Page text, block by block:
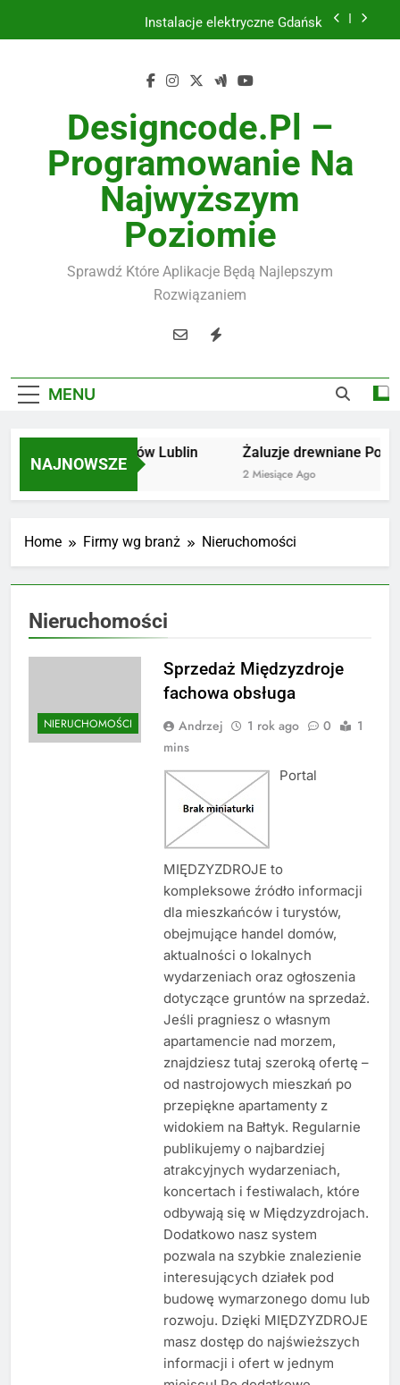
Instalacje elektryczne Gdańsk
Żaluzje drewniane Poznań
Instalacje elektryczne Gdańsk
Wysokiej jakości spławik elektryczny
Designcode.pl –
Programowanie Na
Najwyższym
Poziomie
Sprawdź Które Aplikacje Będą Najlepszym
Rozwiązaniem
MENU
NAJNOWSZE
Utylizacja odpadów Lublin
2 Miesiące Ago
Żaluzje drewniane Poznań
2 Miesiące Ago
Home Firmy wg branż Nieruchomości
Nieruchomości
NIERUCHOMOŚCI
Sprzedaż Międzyzdroje
fachowa obsługa
Andrzej 1 rok ago 0
1
mins
Portal
MIĘDZYZDROJE to
kompleksowe źródło informacji
dla mieszkańców i turystów,
obejmujące handel domów,
aktualności o lokalnych
wydarzeniach oraz ogłoszenia
dotyczące gruntów na sprzedaż.
Jeśli pragniesz o własnym
apartamencie nad morzem,
znajdziesz tutaj szeroką ofertę –
od nastrojowych mieszkań po
przepiękne apartamenty z
widokiem na Bałtyk. Regularnie
publikujemy o najbardziej
atrakcyjnych wydarzeniach,
koncertach i festiwalach, które
odbywają się w Międzyzdrojach.
Dodatkowo nasz system
pozwala na szybkie znalezienie
interesujących działek pod
budowę wymarzonego domu lub
rozwoju. Dzięki MIĘDZYZDROJE
masz dostęp do najświeższych
informacji i ofert w jednym